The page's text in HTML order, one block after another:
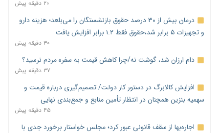
۲۰ دقیقه پیش
درمان بیش از ۳۰ درصد حقوق بازنشستگان را می‌بلعد؛ هزینه دارو
و تجهیزات ۵ برابر شد،حقوق فقط ۱.۲ برابر افزایش یافت
۳۰ دقیقه پیش
دام ارزان شد، گوشت نه/چرا کاهش قیمت به سفره مردم نرسید؟
۳۷ دقیقه پیش
افزایش کالابرگ در دستور کار دولت/ تصمیم‌گیری درباره قیمت و
سهمیه بنزین همچنان در انتظار تأمین منابع و جمع‌بندی نهایی
۴۵ دقیقه پیش
اجاره‌بها از سقف قانونی عبور کرد؛ مجلس خواستار برخورد جدی با